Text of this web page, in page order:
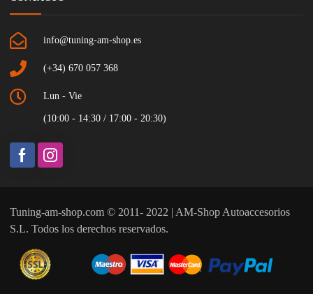
info@tuning-am-shop.es
(+34) 670 057 368
Lun - Vie
(10:00 - 14:30 / 17:00 - 20:30)
Tuning-am-shop.com © 2011- 2022 | AM-Shop Autoaccesorios
S.L. Todos los derechos reservados.